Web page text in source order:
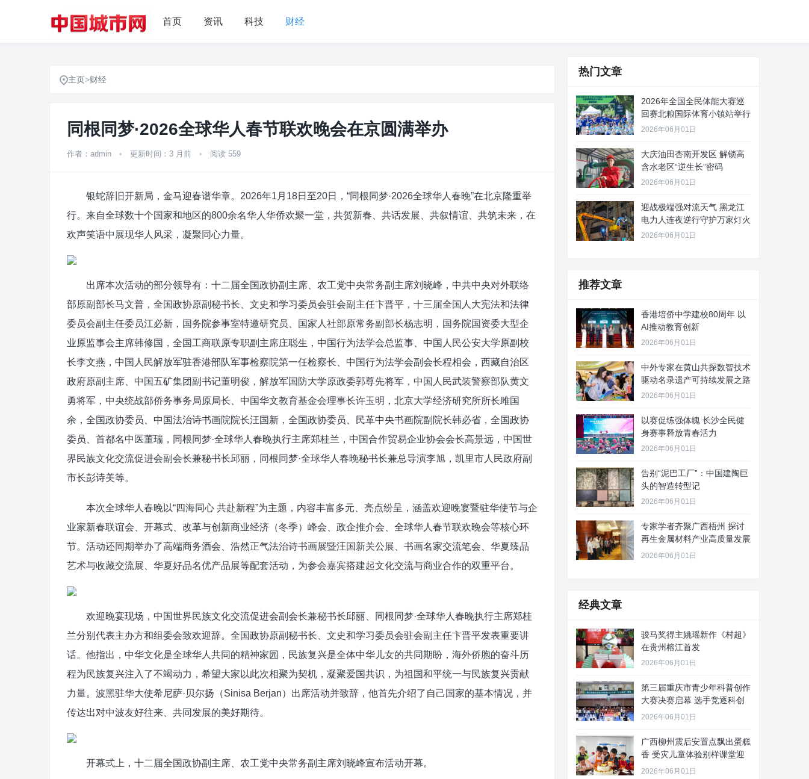
首页 资讯 科技 财经
主页>财经
同根同梦·2026全球华人春节联欢晚会在京圆满举办
作者：admin • 更新时间：3 月前 • 阅读 559
银蛇辞旧开新局，金马迎春谱华章。2026年1月18日至20日，“同根同梦·2026全球华人春晚”在北京隆重举
行。来自全球数十个国家和地区的800余名华人华侨欢聚一堂，共贺新春、共话发展、共叙情谊、共筑未来，在
欢声笑语中展现华人风采，凝聚同心力量。
出席本次活动的部分领导有：十二届全国政协副主席、农工党中央常务副主席刘晓峰，中共中央对外联络
部原副部长马文普，全国政协原副秘书长、文史和学习委员会驻会副主任卞晋平，十三届全国人大宪法和法律
委员会副主任委员江必新，国务院参事室特邀研究员、国家人社部原常务副部长杨志明，国务院国资委大型企
业原监事会主席韩修国，全国工商联原专职副主席庄聪生，中国行为法学会总监事、中国人民公安大学原副校
长李文燕，中国人民解放军驻香港部队军事检察院第一任检察长、中国行为法学会副会长程相会，西藏自治区
政府原副主席、中国五矿集团副书记董明俊，解放军国防大学原政委郭尊先将军，中国人民武装警察部队黄文
勇将军，中央统战部侨务事务局原局长、中国华文教育基金会理事长许玉明，北京大学经济研究所所长雎国
余，全国政协委员、中国法治诗书画院院长汪国新，全国政协委员、民革中央书画院副院长韩必省，全国政协
委员、首都名中医董瑞，同根同梦·全球华人春晚执行主席郑桂兰，中国合作贸易企业协会会长高景远，中国世
界民族文化交流促进会副会长兼秘书长邱丽，同根同梦·全球华人春晚秘书长兼总导演李旭，凯里市人民政府副
市长彭诗美等。
本次全球华人春晚以“四海同心 共赴新程”为主题，内容丰富多元、亮点纷呈，涵盖欢迎晚宴暨驻华使节与企
业家新春联谊会、开幕式、改革与创新商业经济（冬季）峰会、政企推介会、全球华人春节联欢晚会等核心环
节。活动还同期举办了高端商务酒会、浩然正气法治诗书画展暨汪国新关公展、书画名家交流笔会、华夏臻品
艺术与收藏交流展、华夏好品名优产品展等配套活动，为参会嘉宾搭建起文化交流与商业合作的双重平台。
欢迎晚宴现场，中国世界民族文化交流促进会副会长兼秘书长邱丽、同根同梦·全球华人春晚执行主席郑桂
兰分别代表主办方和组委会致欢迎辞。全国政协原副秘书长、文史和学习委员会驻会副主任卞晋平发表重要讲
话。他指出，中华文化是全球华人共同的精神家园，民族复兴是全体中华儿女的共同期盼，海外侨胞的奋斗历
程为民族复兴注入了不竭动力，希望大家以此次相聚为契机，凝聚爱国共识，为祖国和平统一与民族复兴贡献
力量。波黑驻华大使希尼萨·贝尔扬（Sinisa Berjan）出席活动并致辞，他首先介绍了自己国家的基本情况，并
传达出对中波友好往来、共同发展的美好期待。
开幕式上，十二届全国政协副主席、农工党中央常务副主席刘晓峰宣布活动开幕。
热门文章
2026年全国全民体能大赛巡
回赛北粮国际体育小镇站举行
2026年06月01日
大庆油田杏南开发区 解锁高
含水老区“逆生长”密码
2026年06月01日
迎战极端强对流天气 黑龙江
电力人连夜逆行守护万家灯火
2026年06月01日
推荐文章
香港培侨中学建校80周年 以
AI推动教育创新
2026年06月01日
中外专家在黄山共探数智技术
驱动名录遗产可持续发展之路
2026年06月01日
以赛促练强体魄 长沙全民健
身赛事释放青春活力
2026年06月01日
告别“泥巴工厂”：中国建陶巨
头的智造转型记
2026年06月01日
专家学者齐聚广西梧州 探讨
再生金属材料产业高质量发展
路径
2026年06月01日
经典文章
骏马奖得主姚瑶新作《村超》
在贵州榕江首发
2026年06月01日
第三届重庆市青少年科普创作
大赛决赛启幕 选手竞逐科创
舞台
2026年06月01日
广西柳州震后安置点飘出蛋糕
香 受灾儿童体验别样课堂迎
“六
2026年06月01日